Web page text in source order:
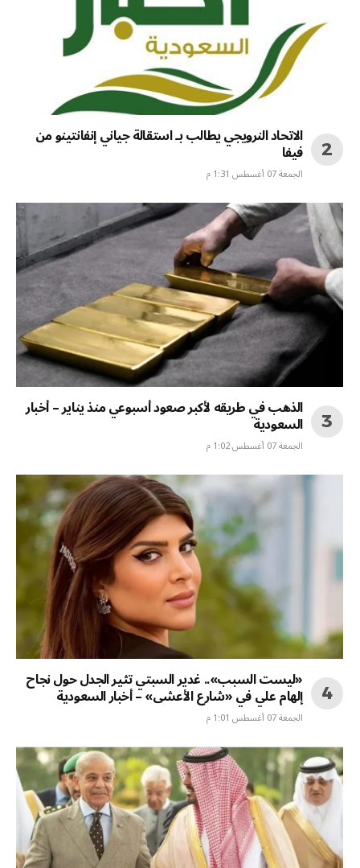
الاتحاد النرويجي يطالب بـ استقالة جياني إنفانتينو من
فيفا
الجمعة 07 أغسطس 1:31 م
الذهب في طريقه لأكبر صعود أسبوعي منذ يناير – أخبار
السعودية
الجمعة 07 أغسطس 1:02 م
«ليست السبب».. غدير السبتي تثير الجدل حول نجاح
إلهام علي في «شارع الأعشى» – أخبار السعودية
الجمعة 07 أغسطس 1:01 م